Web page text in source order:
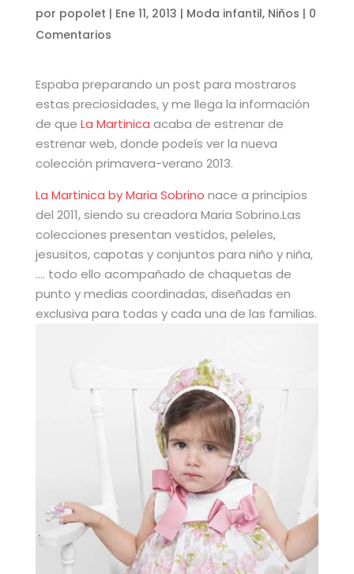
por popolet | Ene 11, 2013 | Moda infantil, Niños | 0
Comentarios
Espaba preparando un post para mostraros
estas preciosidades, y me llega la información
de que La Martinica acaba de estrenar de
estrenar web, donde podeís ver la nueva
colección primavera-verano 2013.
La Martinica by Maria Sobrino nace a principios
del 2011, siendo su creadora Maria Sobrino.Las
colecciones presentan vestidos, peleles,
jesusitos, capotas y conjuntos para niño y niña,
…. todo ello acompañado de chaquetas de
punto y medias coordinadas, diseñadas en
exclusiva para todas y cada una de las familias.